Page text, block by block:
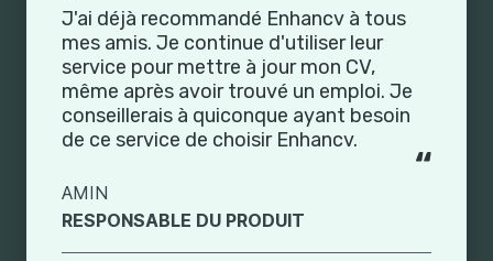
Faites confiance au processus de laisser
quelqu'un d'autre qui offre cette
expertise vous aider. Ils savent ce qu'ils
font.
BRAD